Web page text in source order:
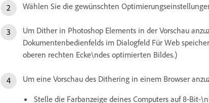
Wählen Sie die gewünschten
Um Dither in Photoshop Elements in der Vorschau
Dokumentenbedienfelds im Dialogfeld Für Web
oberen rechten Ecke\ndes optimierten Bildes.)
Um eine Vorschau des Dithering in einem Browser
Stelle die Farbanzeige deines Computers auf 8-Bit-